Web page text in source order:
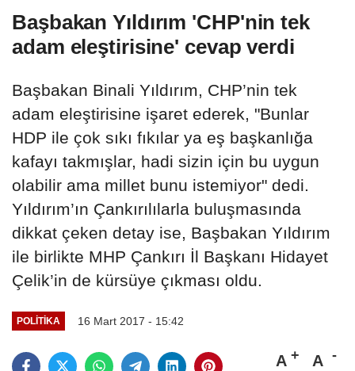
Başbakan Yıldırım 'CHP'nin tek
adam eleştirisine' cevap verdi
Başbakan Binali Yıldırım, CHP’nin tek
adam eleştirisine işaret ederek, "Bunlar
HDP ile çok sıkı fıkılar ya eş başkanlığa
kafayı takmışlar, hadi sizin için bu uygun
olabilir ama millet bunu istemiyor" dedi.
Yıldırım’ın Çankırılılarla buluşmasında
dikkat çeken detay ise, Başbakan Yıldırım
ile birlikte MHP Çankırı İl Başkanı Hidayet
Çelik’in de kürsüye çıkması oldu.
POLITIKA 16 Mart 2017 - 15:42
A A